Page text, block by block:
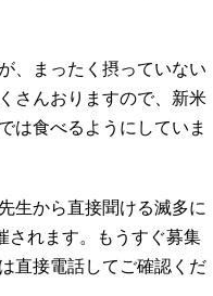
、まったく摂っていない
さんおりますので、新米
は食べるようにしていま
生から直接聞ける滅多に
されます。もうすぐ募集
直接電話してご確認くだ